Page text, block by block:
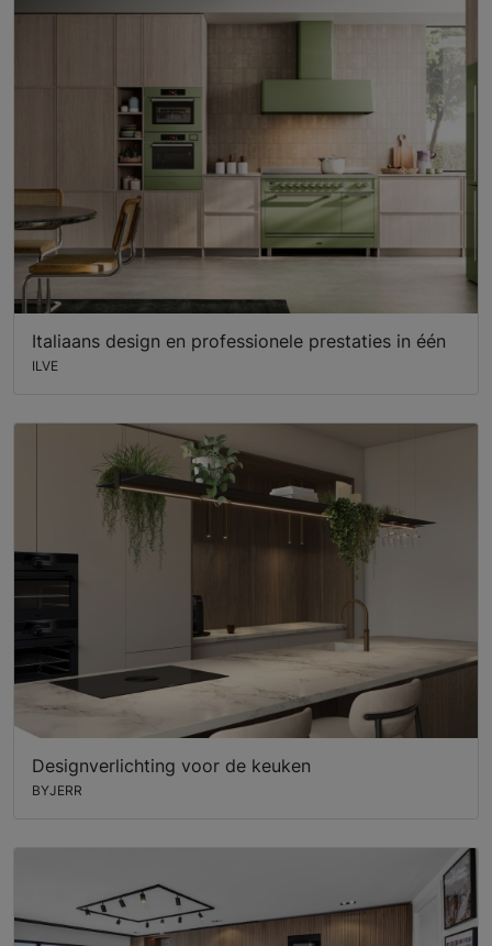
Italiaans design en professionele prestaties in één
ILVE
Designverlichting voor de keuken
BYJERR